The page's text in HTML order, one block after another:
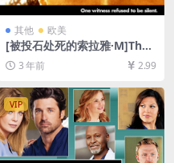
其他 欧美
[被投石处死的索拉雅·M]The
Stoning of Soraya M. (200
8)[百度网盘+夸克网盘1080P
载][MP4/7.4GB][中文字幕]
3 年前 2.99
VIP